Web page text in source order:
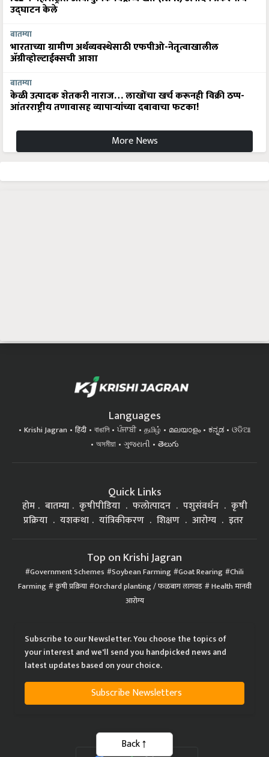
उद्घाटन केले
बातम्या
भारताच्या ग्रामीण अर्थव्यवस्थेसाठी एफपीओ-नेतृत्वाखालील
अ‍ॅग्रीव्होल्टाईक्सची आशा
बातम्या
केळी उत्पादक शेतकरी नाराज… लाखोंचा खर्च करूनही विक्री ठप्प-
आंतरराष्ट्रीय तणावासह व्यापाऱ्यांच्या दबावाचा फटका!
More News
Languages
Krishi Jagran हिंदी বাঙালি ਪੰਜਾਬੀ தமிழ் മലയാളം ಕನ್ನಡ
ଓଡିଆ
অসমীয়া
ગુજરાતી తెలుగు
Quick Links
होम बातम्या कृषीपीडिया फलोत्पादन पशुसंवर्धन
कृषी
प्रक्रिया
यशकथा यांत्रिकीकरण शिक्षण आरोग्य इतर
Top on Krishi Jagran
Government Schemes Soybean Farming Goat Rearing Chili
Farming कृषी प्रक्रिया Orchard planting / फळबाग लागवड Health मानवी
आरोग्य
Subscribe to our Newsletter. You choose the topics of
your interest and we'll send you handpicked news and
latest updates based on your choice.
Subscribe Newsletters
Back